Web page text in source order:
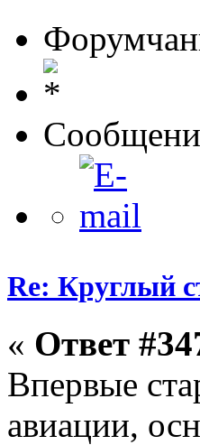
Re: Круглый
« Ответ
Впервые
авиации,